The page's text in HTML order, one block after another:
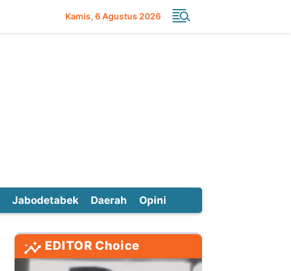
Kamis 6 Agustus 2026
Jabodetabek Daerah Opini
EDITOR Choice